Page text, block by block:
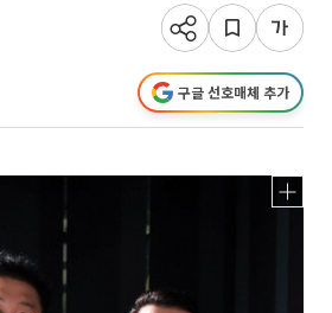
구글 선호매체 추가